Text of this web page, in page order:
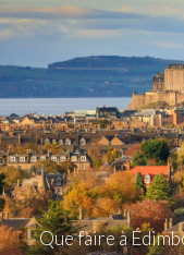
Que faire à